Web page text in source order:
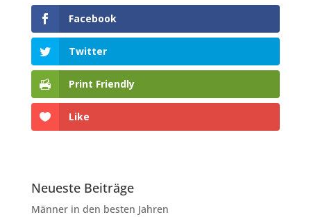
Facebook
Twitter
Print Friendly
Like
Neueste Beiträge
Männer in den besten Jahren